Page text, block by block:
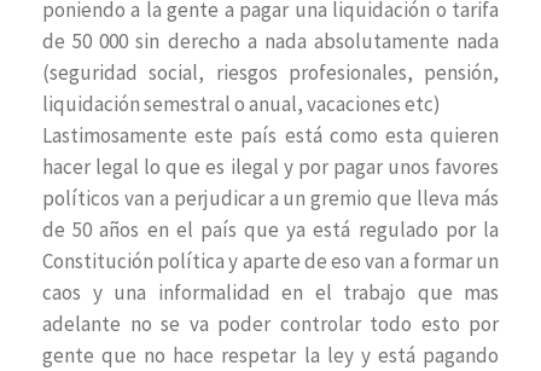
poniendo a la gente a pagar una liquidación o tarifa
de 50 000 sin derecho a nada absolutamente nada
(seguridad social, riesgos profesionales, pensión,
liquidación semestral o anual, vacaciones etc)
Lastimosamente este país está como esta quieren
hacer legal lo que es ilegal y por pagar unos favores
políticos van a perjudicar a un gremio que lleva más
de 50 años en el país que ya está regulado por la
Constitución política y aparte de eso van a formar un
caos y una informalidad en el trabajo que mas
adelante no se va poder controlar todo esto por
gente que no hace respetar la ley y está pagando